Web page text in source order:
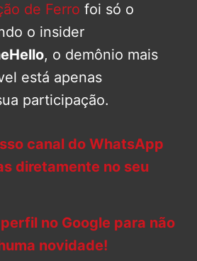
de Ferro foi só o
o insider
, o demônio mais
está apenas
participação.
canal do WhatsApp
diretamente no seu
no Google para não
novidade!